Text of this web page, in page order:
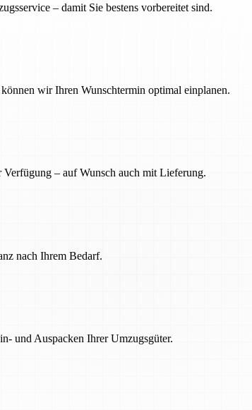
– damit Sie bestens vorbereitet sind.
wir Ihren Wunschtermin optimal einplanen.
– auf Wunsch auch mit Lieferung.
nach Ihrem Bedarf.
und Auspacken Ihrer Umzugsgüter.